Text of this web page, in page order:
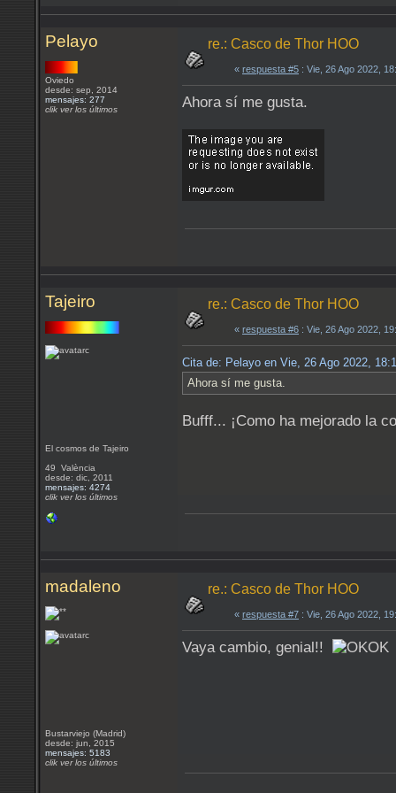
Pelayo
Oviedo
desde: sep, 2014
mensajes: 277
clik ver los últimos
re.: Casco de Thor HOO
« respuesta #5 : Vie, 26 Ago 2022,
Ahora sí me gusta.
Tajeiro
El cosmos de Tajeiro
49 València
desde: dic, 2011
mensajes: 4274
clik ver los últimos
re.: Casco de Thor HOO
« respuesta #6 : Vie, 26 Ago 2022,
Cita de: Pelayo en Vie, 26 Ago 2022,
Ahora sí me gusta.
Bufff... ¡Como ha mejorado la
madaleno
Bustarviejo (Madrid)
desde: jun, 2015
mensajes: 5183
clik ver los últimos
re.: Casco de Thor HOO
« respuesta #7 : Vie, 26 Ago 2022,
Vaya cambio, genial!!